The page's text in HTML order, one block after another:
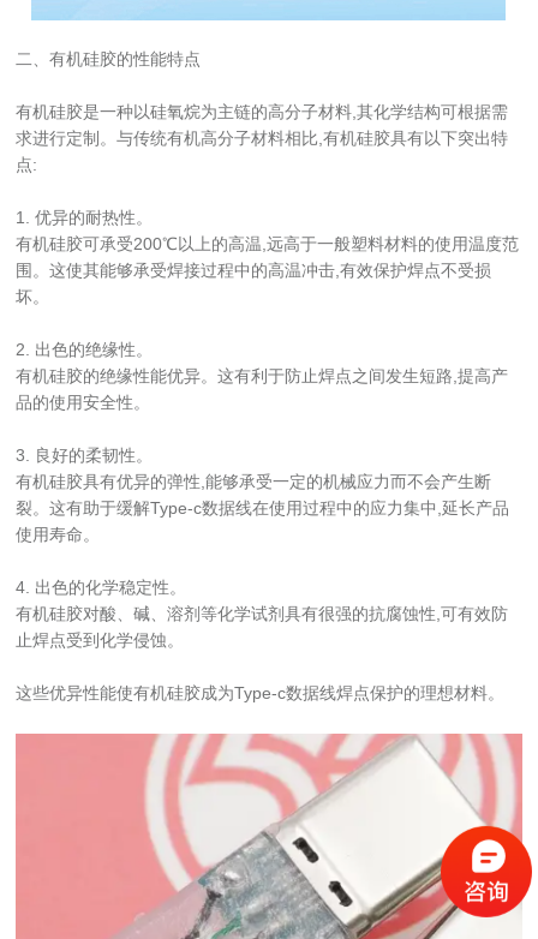
二、有机硅胶的性能特点
有机硅胶是一种以硅氧烷为主链的高分子材料,其化学结构可根据需
求进行定制。与传统有机高分子材料相比,有机硅胶具有以下突出特
点:
1. 优异的耐热性。
有机硅胶可承受200℃以上的高温,远高于一般塑料材料的使用温度范
围。这使其能够承受焊接过程中的高温冲击,有效保护焊点不受损
坏。
2. 出色的绝缘性。
有机硅胶的绝缘性能优异。这有利于防止焊点之间发生短路,提高产
品的使用安全性。
3. 良好的柔韧性。
有机硅胶具有优异的弹性,能够承受一定的机械应力而不会产生断
裂。这有助于缓解Type-c数据线在使用过程中的应力集中,延长产品
使用寿命。
4. 出色的化学稳定性。
有机硅胶对酸、碱、溶剂等化学试剂具有很强的抗腐蚀性,可有效防
止焊点受到化学侵蚀。
这些优异性能使有机硅胶成为Type-c数据线焊点保护的理想材料。